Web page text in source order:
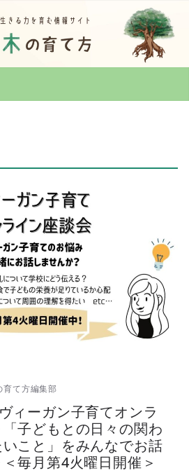
育て方編集部
ィーガン子育てオンラ
子どもとの日々の関わ
こと」をみんなでお話
毎月第4火曜日開催＞